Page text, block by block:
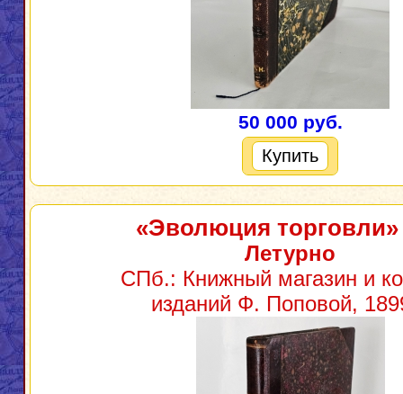
50 000 руб.
Купить
«Эволюция торговли»
Летурно
СПб.: Книжный магазин и
изданий Ф. Поповой,